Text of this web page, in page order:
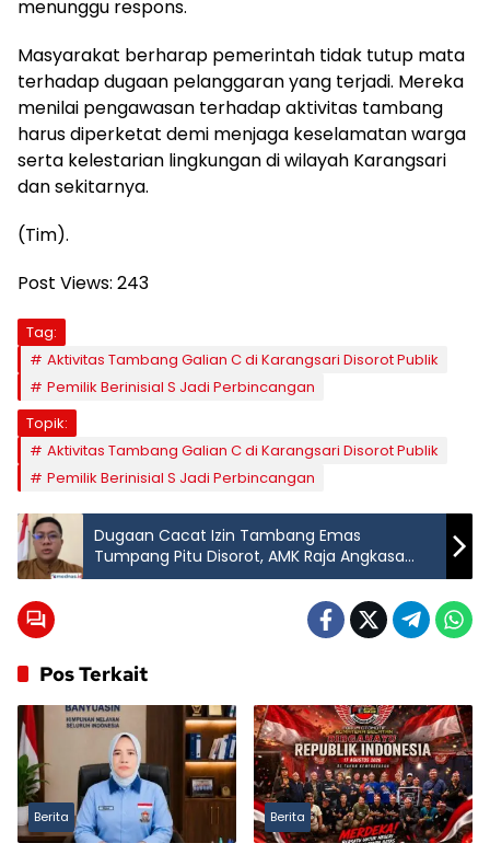
menunggu respons.
Masyarakat berharap pemerintah tidak tutup mata
terhadap dugaan pelanggaran yang terjadi. Mereka
menilai pengawasan terhadap aktivitas tambang
harus diperketat demi menjaga keselamatan warga
serta kelestarian lingkungan di wilayah Karangsari
dan sekitarnya.
(Tim).
Post Views: 243
Tag:
Aktivitas Tambang Galian C di Karangsari Disorot Publik
Pemilik Berinisial S Jadi Perbincangan
Topik:
Aktivitas Tambang Galian C di Karangsari Disorot Publik
Pemilik Berinisial S Jadi Perbincangan
Dugaan Cacat Izin Tambang Emas
Tumpang Pitu Disorot, AMK Raja Angkasa
Desak Uji Legalitas AMDAL di Pengadilan.
Pos Terkait
Berita Berita